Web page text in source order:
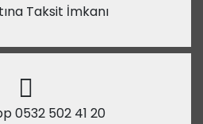
Taksit İmkanı
0532 502 41 20